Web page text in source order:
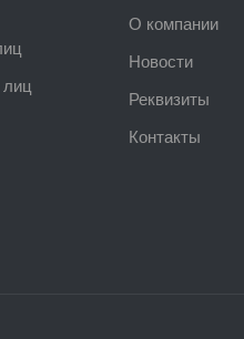
О компании
Новости
Реквизиты
Контакты